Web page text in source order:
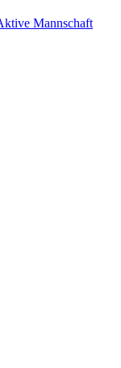
Mannschaft